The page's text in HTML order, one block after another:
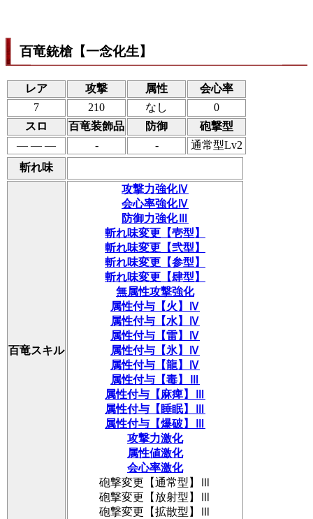
百竜銃槍【一念化生】
レア 攻撃 属性
会心率
7
210 なし
0
スロ
百竜装飾品 防御
砲撃型
― ― ―
- -
通常型Lv2
斬れ味
百竜スキル
攻撃力強化Ⅳ
会心率強化Ⅳ
防御力強化Ⅲ
斬れ味変更【壱型】
斬れ味変更【弐型】
斬れ味変更【参型】
斬れ味変更【肆型】
無属性攻撃強化
属性付与【火】Ⅳ
属性付与【水】Ⅳ
属性付与【雷】Ⅳ
属性付与【氷】Ⅳ
属性付与【龍】Ⅳ
属性付与【毒】Ⅲ
属性付与【麻痺】Ⅲ
属性付与【睡眠】Ⅲ
属性付与【爆破】Ⅲ
攻撃力激化
属性値激化
会心率激化
砲撃変更【通常型】Ⅲ
砲撃変更【放射型】Ⅲ
砲撃変更【拡散型】Ⅲ